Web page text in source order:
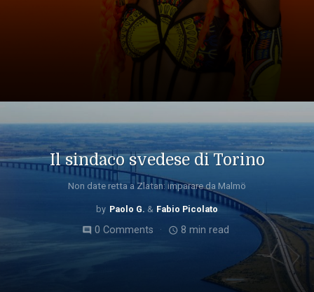
Il sindaco svedese di Torino
Non date retta a Zlatan: imparare da Malmö
Paolo G. Fabio Picolato
comment0 Comments access_time 8 min read